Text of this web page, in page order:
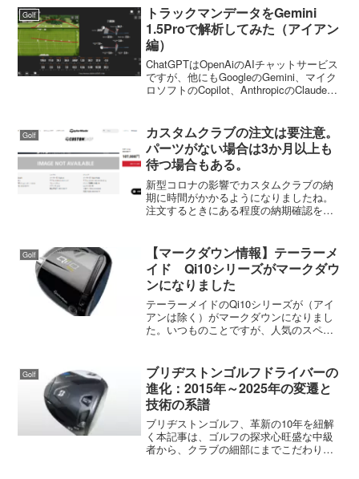
す。例えば、軽いボールは投げると速く
飛び、重いホーガン投げの鉄...
Golf
トラックマンデータをGemini
1.5Proで解析してみた（アイアン
編）
ChatGPTはOpenAiのAIチャットサービス
ですが、他にもGoogleのGemini、マイク
ロソフトのCopilot、AnthropicのClaudeな
編）...
Golf
カスタムクラブの注文は要注意。
パーツがない場合は3か月以上も
待つ場合もある。
新型コロナの影響でカスタムクラブの納
期に時間がかかるようになりましたね。
注文するときにある程度の納期確認をし
トにあるタイトリストは、昨年あたりか
ら納期がかなりかかるように...
Golf
【マークダウン情報】テーラーメ
イド Qi10シリーズがマークダウ
ンになりました
テーラーメイドのQi10シリーズが（アイ
アンは除く）がマークダウンになりまし
た。いつものことですが、人気のスペッ
のドライバーとフェアウェイウッド、純
正シャフト（...
Golf
ブリヂストンゴルフドライバーの
進化：2015年～2025年の変遷と
技術の系譜
ブリヂストンゴルフ、革新の10年を紐解
く本記事は、ゴルフの探求心旺盛な中級
者から、クラブの細部にまでこだわりを